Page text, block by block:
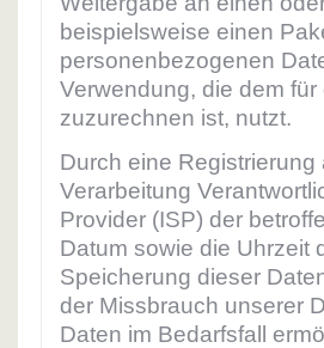
beispielsweise einen
personenbezogenen
Verwendung, die dem
zuzurechnen ist, nutzt.
Durch eine
Verarbeitung
Provider (ISP) der
Datum sowie die Uhrzeit
Speicherung dieser
der Missbrauch unserer
Daten im Bedarfsfall